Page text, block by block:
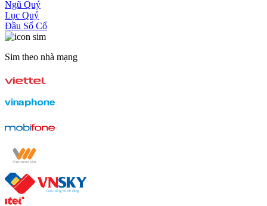
Ngũ Quý
Lục Quý
Đầu Số Cổ
Sim theo nhà mạng